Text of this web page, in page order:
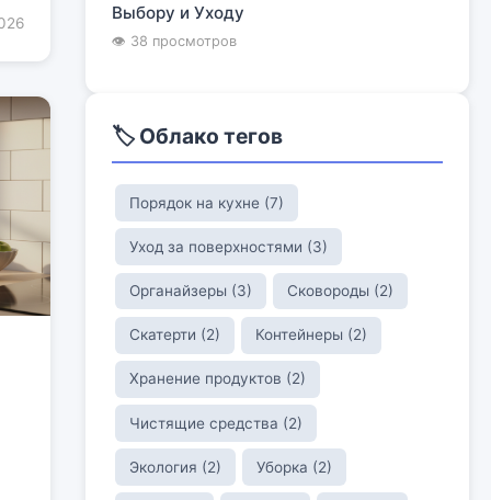
Выбору и Уходу
👁 38 просмотров
🏷️ Облако тегов
Порядок на кухне (7)
Уход за поверхностями (3)
Органайзеры (3) Сковороды (2)
Скатерти (2) Контейнеры (2)
Хранение продуктов (2)
Чистящие средства (2)
Экология (2) Уборка (2)